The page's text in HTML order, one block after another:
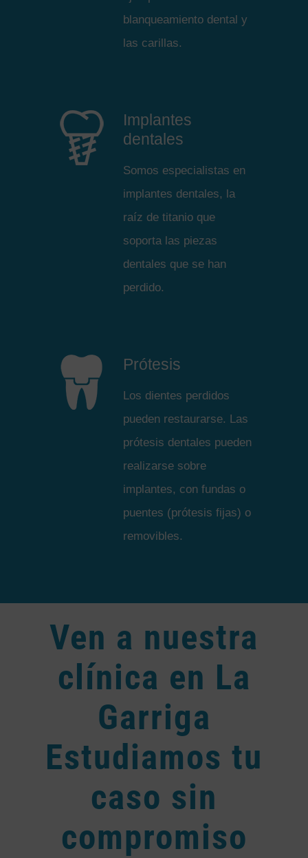
blanqueamiento dental y
las carillas.
Implantes
dentales
Somos especialistas en
implantes dentales, la
raíz de titanio que
soporta las piezas
dentales que se han
perdido.
Prótesis
Los dientes perdidos
pueden restaurarse. Las
prótesis dentales pueden
realizarse sobre
implantes, con fundas o
puentes (prótesis fijas) o
removibles.
Ven a nuestra
clínica en La
Garriga
Estudiamos tu
caso sin
compromiso